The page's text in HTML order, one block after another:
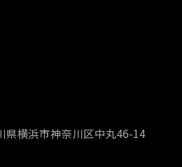
県横浜市神奈川区中丸46-14